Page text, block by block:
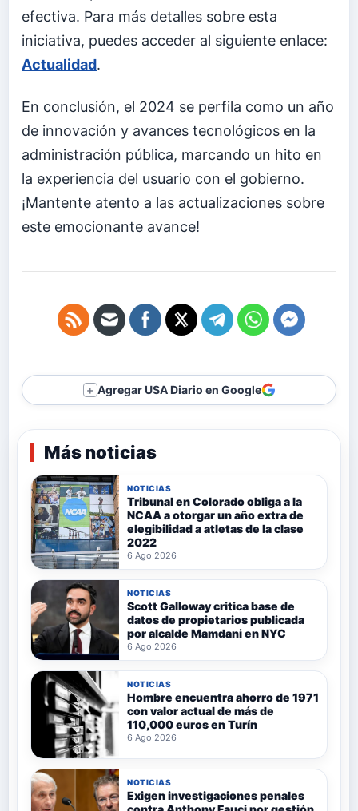
efectiva. Para más detalles sobre esta
iniciativa, puedes acceder al siguiente enlace:
Actualidad.
En conclusión, el 2024 se perfila como un año
de innovación y avances tecnológicos en la
administración pública, marcando un hito en
la experiencia del usuario con el gobierno.
¡Mantente atento a las actualizaciones sobre
este emocionante avance!
＋ Agregar USA Diario en Google
Más noticias
NOTICIAS
Tribunal en Colorado obliga a la
NCAA a otorgar un año extra de
elegibilidad a atletas de la clase
2022
6 Ago 2026
NOTICIAS
Scott Galloway critica base de
datos de propietarios publicada
por alcalde Mamdani en NYC
6 Ago 2026
NOTICIAS
Hombre encuentra ahorro de 1971
con valor actual de más de
110,000 euros en Turín
6 Ago 2026
NOTICIAS
Exigen investigaciones penales